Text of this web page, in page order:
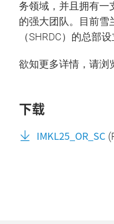
务领域，并且拥有一
的强大团队。目前雪
（SHRDC）的总部
欲知更多详情，请浏
下载
IMKL25_OR_SC (